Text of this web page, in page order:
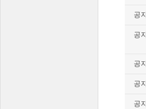
공지
공지
공지
공지
공지